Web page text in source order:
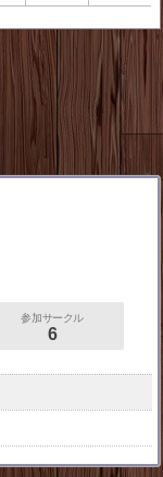
参加サークル
6